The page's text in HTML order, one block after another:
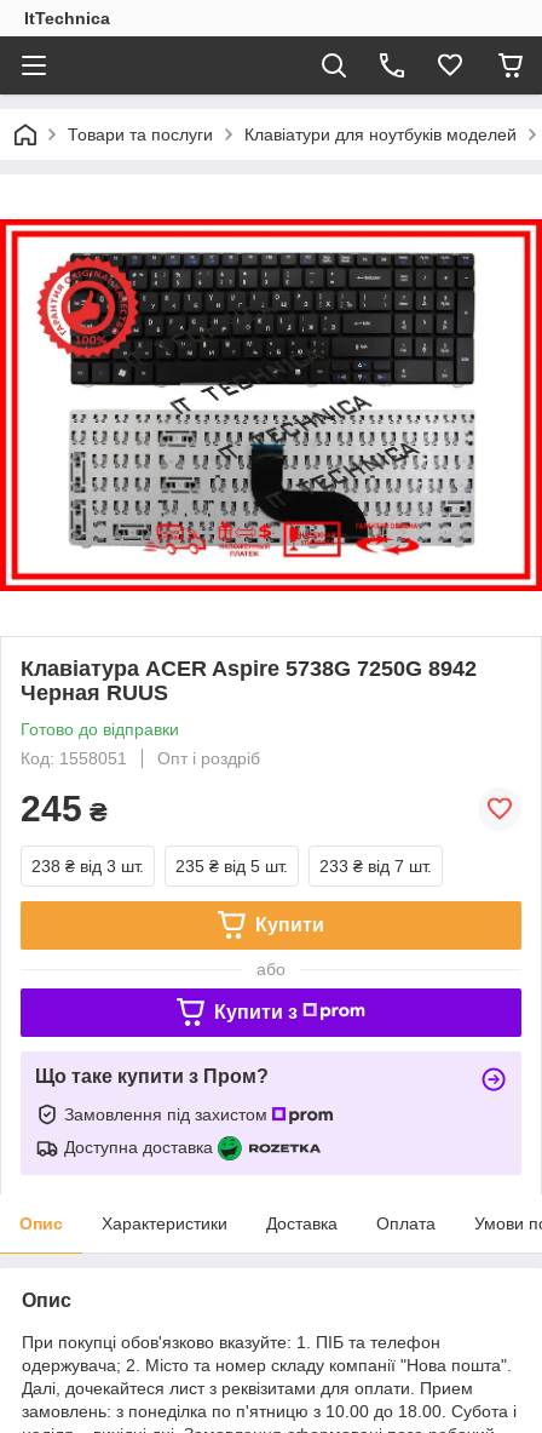
ItTechnica
Товари та послуги Клавіатури для ноутбуків моделей
Клавіатура ACER Aspire 5738G 7250G 8942
Черная RUUS
Готово до відправки
Код: 1558051
Опт і роздріб
245 ₴
238 ₴ від 3 шт. 235 ₴ від 5 шт. 233 ₴ від 7 шт.
Купити
або
Купити з
Що таке купити з Пром?
Замовлення під захистом
Доступна доставка
Опис Характеристики Доставка Оплата Умови
Опис
При покупці обов'язково вказуйте: 1. ПІБ та телефон
одержувача; 2. Місто та номер складу компанії "Нова пошта".
Далі, дочекайтеся лист з реквізитами для оплати. Прием
замовлень: з понеділка по п'ятницю з 10.00 до 18.00. Субота і